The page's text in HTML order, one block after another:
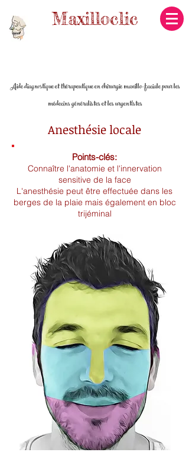
Maxilloclic
Aide diagnostique et thérapeutique en chirurgie maxillo-faciale pour les
médecins généralistes et les urgentistes
Anesthésie locale
Points-clés:
Connaître l'anatomie et l'innervation
sensitive de la face
L'anesthésie peut être effectuée dans les
berges de la plaie mais également en bloc
trijéminal